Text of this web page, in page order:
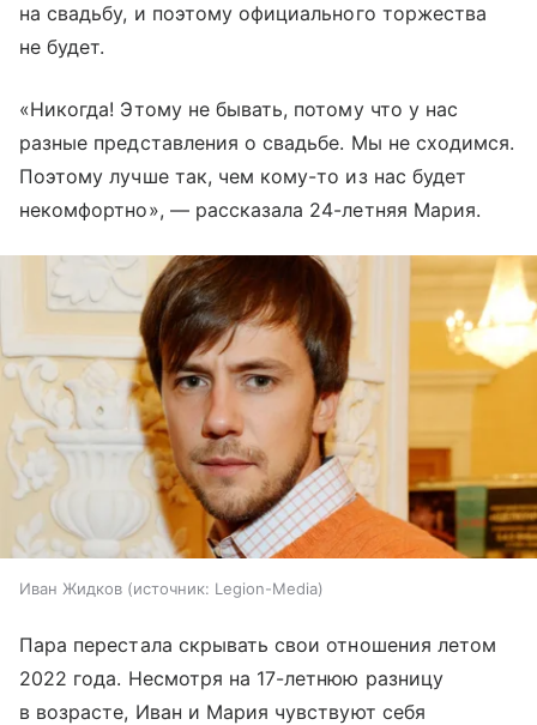
на свадьбу, и поэтому официального торжества
не будет.
«Никогда! Этому не бывать, потому что у нас
разные представления о свадьбе. Мы не сходимся.
Поэтому лучше так, чем кому-то из нас будет
некомфортно», — рассказала 24-летняя Мария.
Иван Жидков источник: Legion-Media
Пара перестала скрывать свои отношения летом
2022 года. Несмотря на 17-летнюю разницу
в возрасте, Иван и Мария чувствуют себя